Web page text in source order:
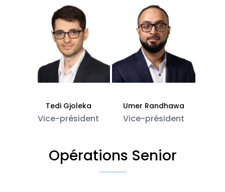
Tedi Gjoleka
Vice-président
Umer Randhawa
Vice-président
Opérations Senior